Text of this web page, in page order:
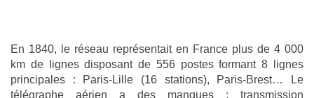
En 1840, le réseau représentait en France plus de 4 000
km de lignes disposant de 556 postes formant 8 lignes
principales : Paris-Lille (16 stations), Paris-Brest… Le
télégraphe aérien a des manques : transmission